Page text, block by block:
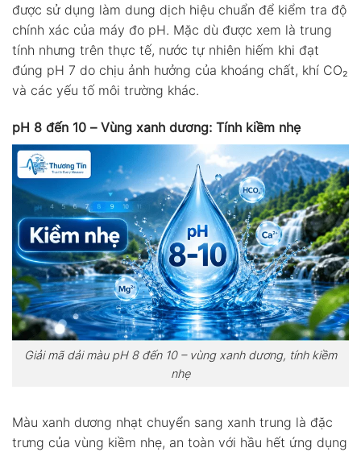
được sử dụng làm dung dịch hiệu chuẩn để kiểm tra độ
chính xác của máy đo pH. Mặc dù được xem là trung
tính nhưng trên thực tế, nước tự nhiên hiếm khi đạt
đúng pH 7 do chịu ảnh hưởng của khoáng chất, khí CO₂
và các yếu tố môi trường khác.
pH 8 đến 10 – Vùng xanh dương: Tính kiềm nhẹ
Giải mã dải màu pH 8 đến 10 – vùng xanh dương, tính kiềm
nhẹ
Màu xanh dương nhạt chuyển sang xanh trung là đặc
trưng của vùng kiềm nhẹ, an toàn với hầu hết ứng dụng